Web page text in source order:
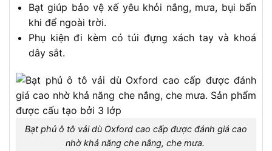
Bạt giúp bảo vệ xế yêu khỏi nắng, mưa, bụi bẩn
khi để ngoài trời.
Phụ kiện đi kèm có túi đựng xách tay và khoá
dây sắt.
Bạt phủ ô tô vải dù Oxford cao cấp được đánh giá cao
nhờ khả năng che nắng, che mưa.